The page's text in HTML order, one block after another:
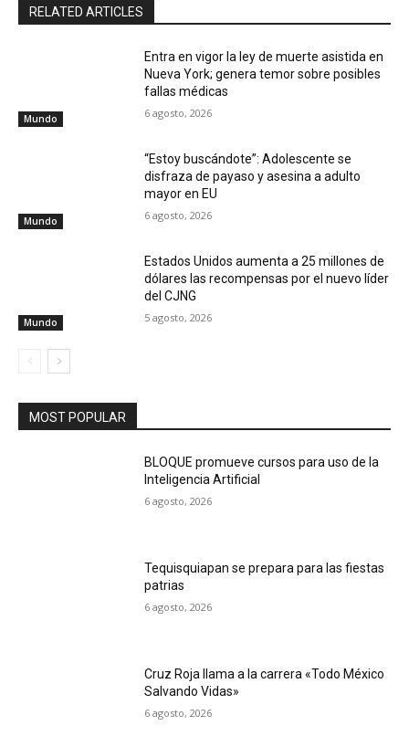
RELATED ARTICLES
Mundo
Entra en vigor la ley de muerte asistida en
Nueva York; genera temor sobre posibles
fallas médicas
6 agosto, 2026
Mundo
“Estoy buscándote”: Adolescente se
disfraza de payaso y asesina a adulto
mayor en EU
6 agosto, 2026
Mundo
Estados Unidos aumenta a 25 millones de
dólares las recompensas por el nuevo líder
del CJNG
5 agosto, 2026
MOST POPULAR
BLOQUE promueve cursos para uso de la
Inteligencia Artificial
6 agosto, 2026
Tequisquiapan se prepara para las fiestas
patrias
6 agosto, 2026
Cruz Roja llama a la carrera «Todo México
Salvando Vidas»
6 agosto, 2026